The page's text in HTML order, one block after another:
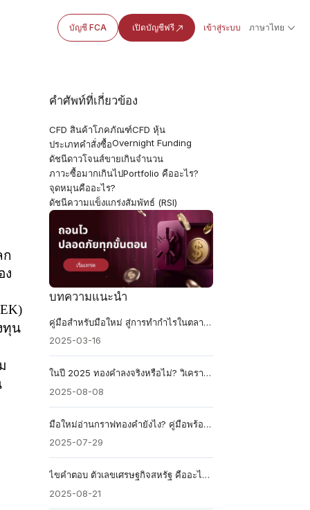
บัญชี FCA เปิดบัญชีฟรี เข้าสู่ระบบ ภาษาไทย
ก
ง
ทุน
คำศัพท์ที่เกี่ยวข้อง
CFD สินค้าโภคภัณฑ์CFD หุ้น
ประเภทคำสั่งซื้อOvernight Funding
ดัชนีดาวโจนส์ขายเกินจำนวน
ภาวะซื้อมากเกินไปPortfolio คืออะไร?
จุดหมุนคืออะไร?
ดัชนีความแข็งแกร่งสัมพัทธ์ (RSI)
บทความแนะนำ
คู่มือสำหรับมือใหม่ สู่การทำกำไรในตลาดน้ำมัน
2025-03-16
ในปี 2025 ทองคำลงจริงหรือไม่? วิเคราะห์จากผู้เชี่ยวชาญ
2025-08-08
มือใหม่อ่านกราฟทองคำยังไง? คู่มือพร้อมวิเคราะห์แนวโน้มต้องรู้ก่อนเทรด
2025-07-29
ไขคำตอบ ตัวเลขเศรษฐกิจสหรัฐ คืออะไร กระทบตลาดการเงินยังไง?
2025-08-21